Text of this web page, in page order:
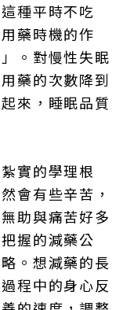
種平時不吃
藥時機的作
。對慢性失眠
藥的次數降到
來，睡眠品質
實的學理根
會有些辛苦，
助與痛苦好多
握的減藥公
。想減藥的長
程中的身心反